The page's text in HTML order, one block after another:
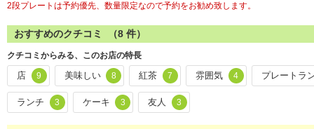
2段プレートは予約優先、数量限定なので予約をお勧め致します。
おすすめのクチコミ （8 件）
クチコミからみる、このお店の特長
店 9 美味しい 8 紅茶 7 雰囲気 4 プレートラ
ランチ 3 ケーキ 3 友人 3